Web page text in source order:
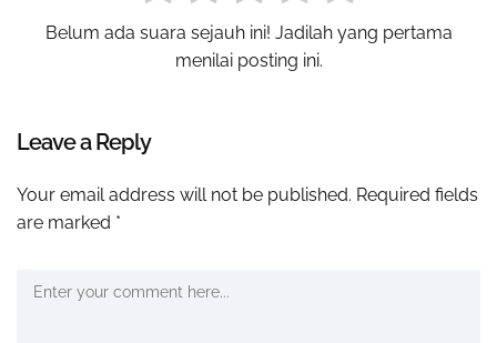
Belum ada suara sejauh ini! Jadilah yang pertama
menilai posting ini.
Leave a Reply
Your email address will not be published. Required fields
are marked *